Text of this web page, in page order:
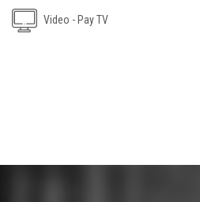
Video - Pay TV